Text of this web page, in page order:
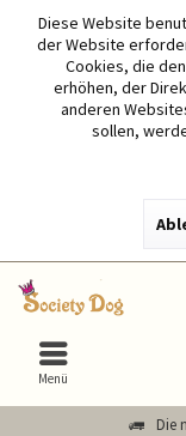
Diese Website
der Website
Cookies, die
erhöhen, der
anderen
sollen,
Die
Menü